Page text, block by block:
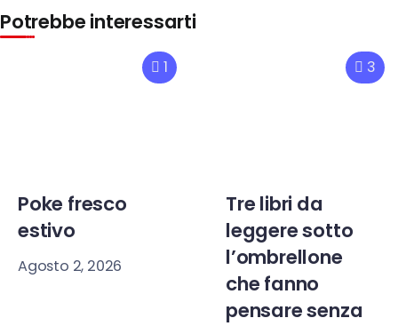
Potrebbe interessarti
1
Poke fresco
estivo
Agosto 2, 2026
3
Tre libri da
leggere sotto
l’ombrellone
che fanno
pensare senza